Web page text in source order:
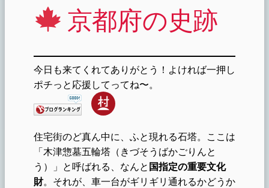
京都府の史跡
今日も来てくれてありがとう！よければ一押し
ポチっと応援してってね〜。
住宅街のど真ん中に、ふと現れる石塔。ここは
「木津惣墓五輪塔（きづそうばかごりんと
う）」と呼ばれる、なんと 国指定の重要文化
財。それが、車一台がギリギリ通れるかどうか